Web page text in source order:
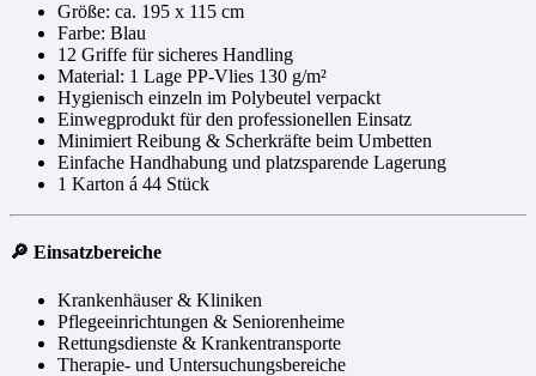
Größe: ca. 195 x 115 cm
Farbe: Blau
12 Griffe für sicheres Handling
Material: 1 Lage PP-Vlies 130 g/m²
Hygienisch einzeln im Polybeutel verpackt
Einwegprodukt für den professionellen Einsatz
Minimiert Reibung & Scherkräfte beim Umbetten
Einfache Handhabung und platzsparende Lagerung
1 Karton á 44 Stück
🔎 Einsatzbereiche
Krankenhäuser & Kliniken
Pflegeeinrichtungen & Seniorenheime
Rettungsdienste & Krankentransporte
Therapie- und Untersuchungsbereiche